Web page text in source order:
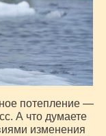
потепление —
А что думаете
изменения